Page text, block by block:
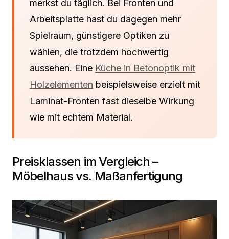
merkst du täglich. Bei Fronten und
Arbeitsplatte hast du dagegen mehr
Spielraum, günstigere Optiken zu
wählen, die trotzdem hochwertig
aussehen. Eine Küche in Betonoptik mit
Holzelementen beispielsweise erzielt mit
Laminat-Fronten fast dieselbe Wirkung
wie mit echtem Material.
Preisklassen im Vergleich –
Möbelhaus vs. Maßanfertigung